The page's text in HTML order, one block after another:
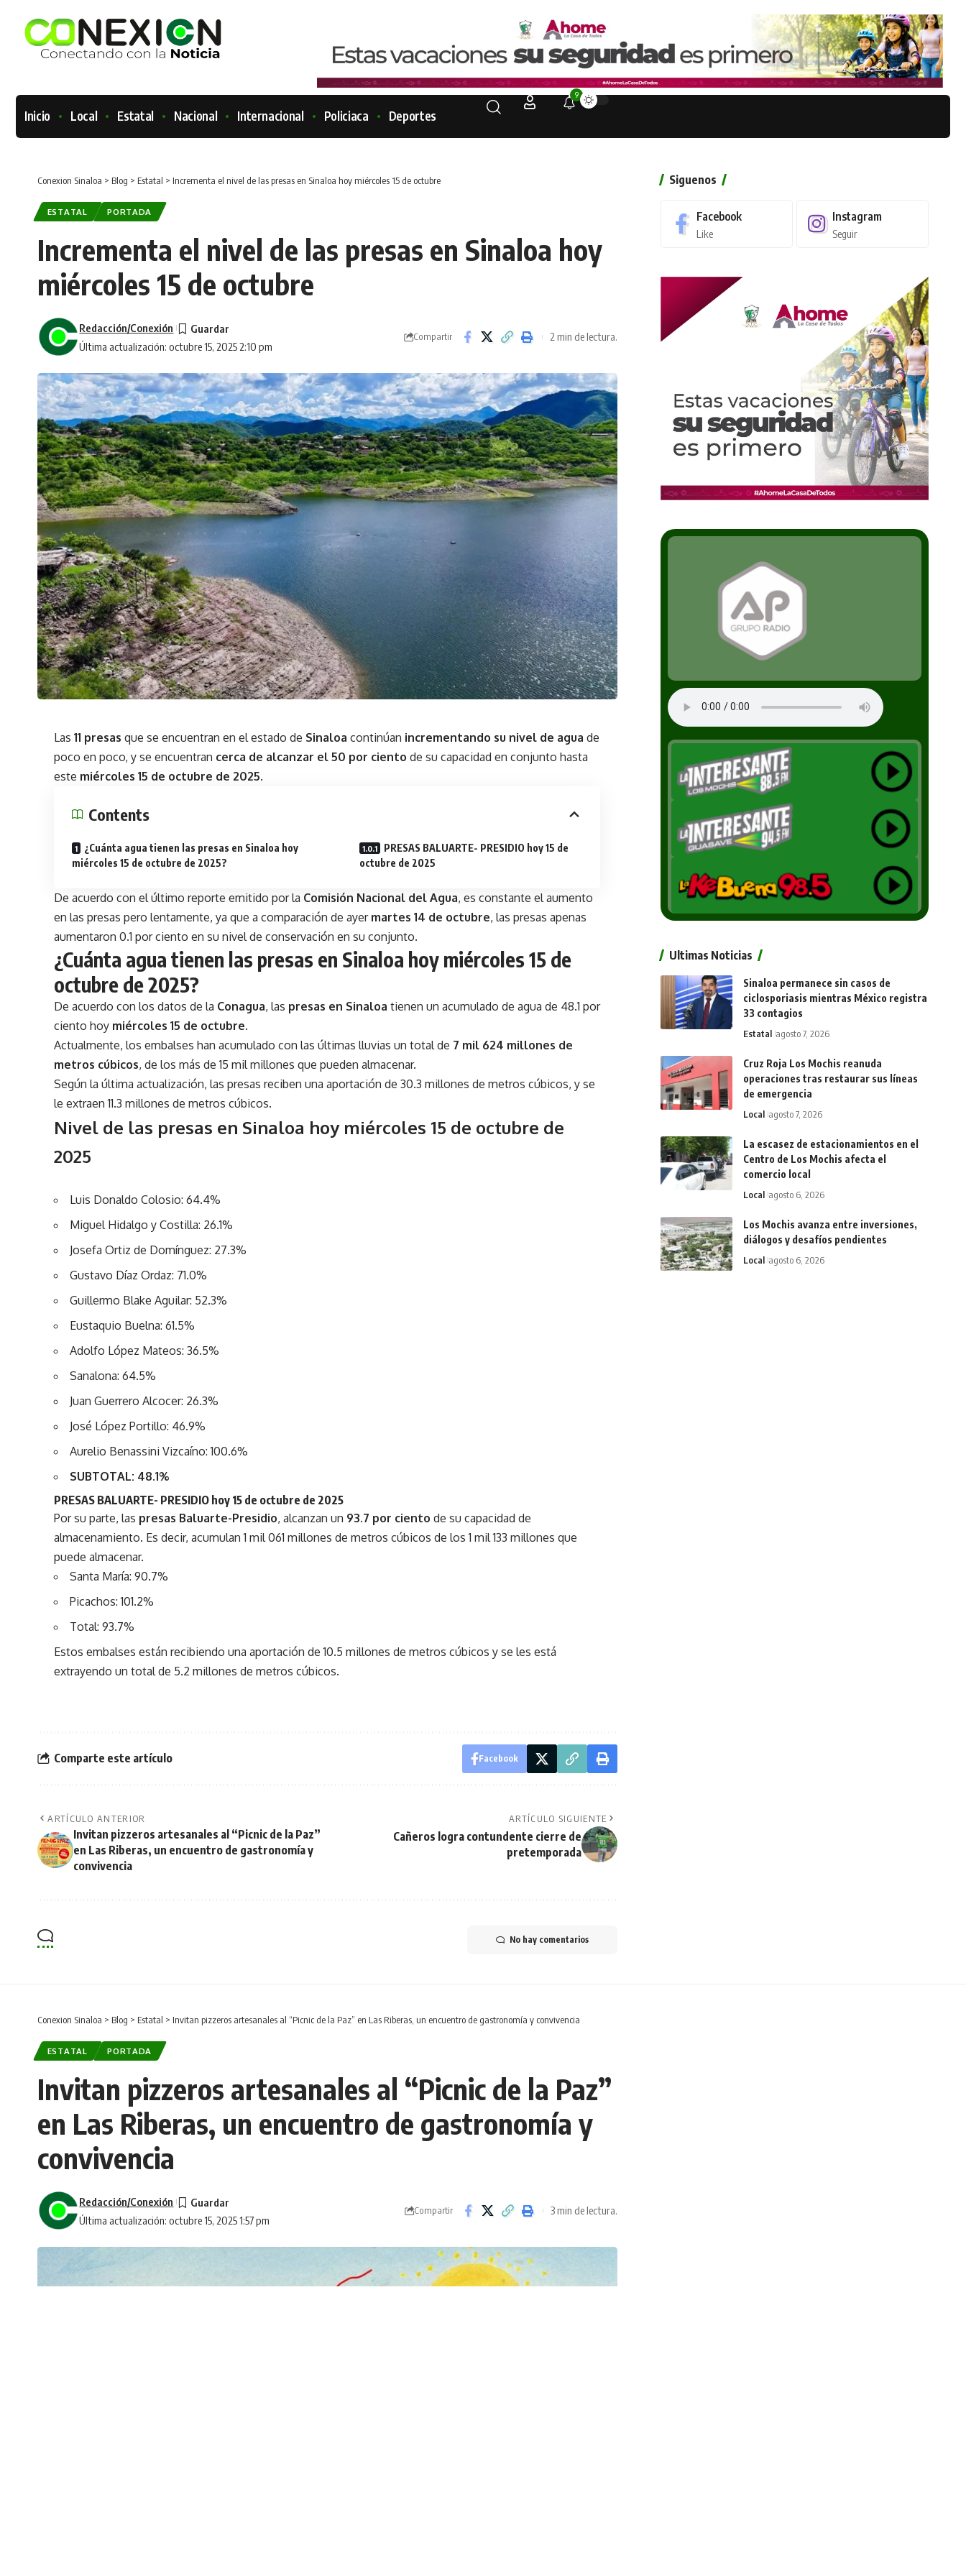
Inicio Local Estatal Nacional Internacional Policiaca Deportes
9
Conexion Sinaloa > Blog > Estatal > Incrementa el nivel de las presas en Sinaloa hoy miércoles 15 de octubre
ESTATAL PORTADA
Incrementa el nivel de las presas en Sinaloa hoy
miércoles 15 de octubre
Última actualización: octubre 15, 2025 2:10 pm
Redacción/Conexión
Compartir 2 min de lectura.
Las11 presas que se encuentran en el estado de Sinaloa continúan incrementando su nivel de aguade
poco en poco, y se encuentran cerca de alcanzar el 50 por ciento de su capacidad en conjunto hasta
este miércoles 15 de octubre de 2025.
Contents
¿Cuánta agua tienen las presas en Sinaloa hoy
miércoles 15 de octubre de 2025?
PRESAS BALUARTE- PRESIDIO hoy 15 de
octubre de 2025
De acuerdo con el último reporte emitido por la Comisión Nacional del Agua, es constante el aumento
en las presas pero lentamente, ya que a comparación de ayer martes 14 de octubre, las presas apenas
aumentaron 0.1 por ciento en su nivel de conservación en su conjunto.
¿Cuánta agua tienen las presas en Sinaloa hoy miércoles 15 de
octubre de 2025?
De acuerdo con los datos de la Conagua, las presas en Sinaloa tienen un acumulado de agua de 48.1 por
ciento hoy miércoles 15 de octubre.
Actualmente, los embalses han acumulado con las últimas lluvias un total de 7 mil 624 millones de
metros cúbicos, de los más de 15 mil millones que pueden almacenar.
Según la última actualización, las presas reciben una aportación de 30.3 millones de metros cúbicos, y se
le extraen 11.3 millones de metros cúbicos.
Nivel de las presas en Sinaloa hoy miércoles 15 de octubre de
2025
Luis Donaldo Colosio: 64.4%
Miguel Hidalgo y Costilla: 26.1%
Josefa Ortiz de Domínguez: 27.3%
Gustavo Díaz Ordaz: 71.0%
Guillermo Blake Aguilar: 52.3%
Eustaquio Buelna: 61.5%
Adolfo López Mateos: 36.5%
Sanalona: 64.5%
Juan Guerrero Alcocer: 26.3%
José López Portillo: 46.9%
Aurelio Benassini Vizcaíno: 100.6%
SUBTOTAL: 48.1%
PRESAS BALUARTE- PRESIDIO hoy 15 de octubre de 2025
Por su parte, las presas Baluarte-Presidio, alcanzan un 93.7 por ciento de su capacidad de
almacenamiento. Es decir, acumulan 1 mil 061 millones de metros cúbicos de los 1 mil 133 millones que
puede almacenar.
Santa María: 90.7%
Picachos: 101.2%
Total: 93.7%
Estos embalses están recibiendo una aportación de 10.5 millones de metros cúbicos y se les está
extrayendo un total de 5.2 millones de metros cúbicos.
Comparte este artículo Facebook
ARTÍCULO ANTERIOR
Invitan pizzeros artesanales al “Picnic de la Paz”
en Las Riberas, un encuentro de gastronomía y
convivencia
ARTÍCULO SIGUIENTE
Cañeros logra contundente cierre de
pretemporada
No hay comentarios
Siguenos
Facebook
Like
Instagram
Seguir
Ultimas Noticias
Sinaloa permanece sin casos de
ciclosporiasis mientras México registra
33 contagios
Estatal agosto 7, 2026
Cruz Roja Los Mochis reanuda
operaciones tras restaurar sus líneas
de emergencia
Local agosto 7, 2026
La escasez de estacionamientos en el
Centro de Los Mochis afecta el
comercio local
Local agosto 6, 2026
Los Mochis avanza entre inversiones,
diálogos y desafíos pendientes
Local agosto 6, 2026
Conexion Sinaloa > Blog > Estatal > Invitan pizzeros artesanales al “Picnic de la Paz” en Las Riberas, un encuentro de gastronomía y convivencia
ESTATAL PORTADA
Invitan pizzeros artesanales al “Picnic de la Paz”
en Las Riberas, un encuentro de gastronomía y
convivencia
Última actualización: octubre 15, 2025 1:57 pm
Redacción/Conexión
Compartir 3 min de lectura.